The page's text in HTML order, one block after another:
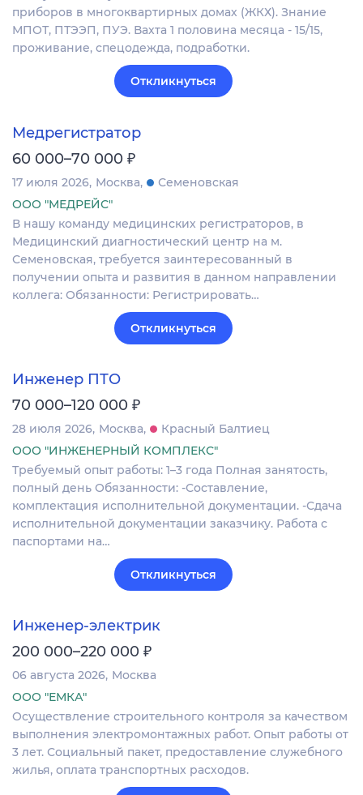
приборов в многоквартирных домах (ЖКХ). Знание
МПОТ, ПТЭЭП, ПУЭ. Вахта 1 половина месяца - 15/15,
проживание, спецодежда, подработки.
Откликнуться
Медрегистратор
60 000–70 000 ₽
17 июля 2026 Москва
Семеновская
ООО "МЕДРЕЙС"
В нашу команду медицинских регистраторов, в
Медицинский диагностический центр на м.
Семеновская, требуется заинтересованный в
получении опыта и развития в данном направлении
коллега: Обязанности: Регистрировать…
Откликнуться
Инженер ПТО
70 000–120 000 ₽
28 июля 2026 Москва
Красный Балтиец
ООО "ИНЖЕНЕРНЫЙ КОМПЛЕКС"
Требуемый опыт работы: 1–3 года Полная занятость,
полный день Обязанности: -Составление,
комплектация исполнительной документации. -Сдача
исполнительной документации заказчику. Работа с
паспортами на…
Откликнуться
Инженер-электрик
200 000–220 000 ₽
06 августа 2026 Москва
ООО "ЕМКА"
Осуществление строительного контроля за качеством
выполнения электромонтажных работ. Опыт работы от
3 лет. Социальный пакет, предоставление служебного
жилья, оплата транспортных расходов.